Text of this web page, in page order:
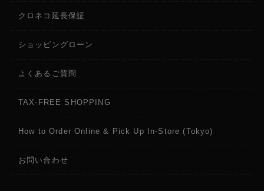
クロネコ延長保証
ショッピングローン
よくあるご質問
TAX-FREE SHOPPING
How to Order Online & Pick Up In-Store (Tokyo)
お問い合わせ